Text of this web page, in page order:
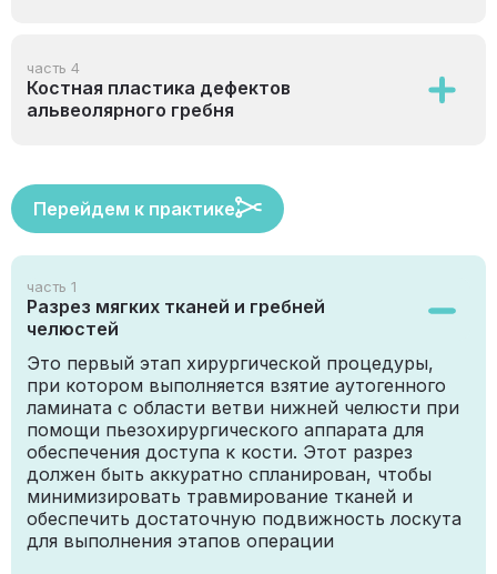
часть 4
Костная пластика дефектов
альвеолярного гребня
Перейдем к практике
часть 1
Разрез мягких тканей и гребней
челюстей
Это первый этап хирургической процедуры,
при котором выполняется взятие аутогенного
ламината с области ветви нижней челюсти при
помощи пьезохирургического аппарата для
обеспечения доступа к кости. Этот разрез
должен быть аккуратно спланирован, чтобы
минимизировать травмирование тканей и
обеспечить достаточную подвижность лоскута
для выполнения этапов операции